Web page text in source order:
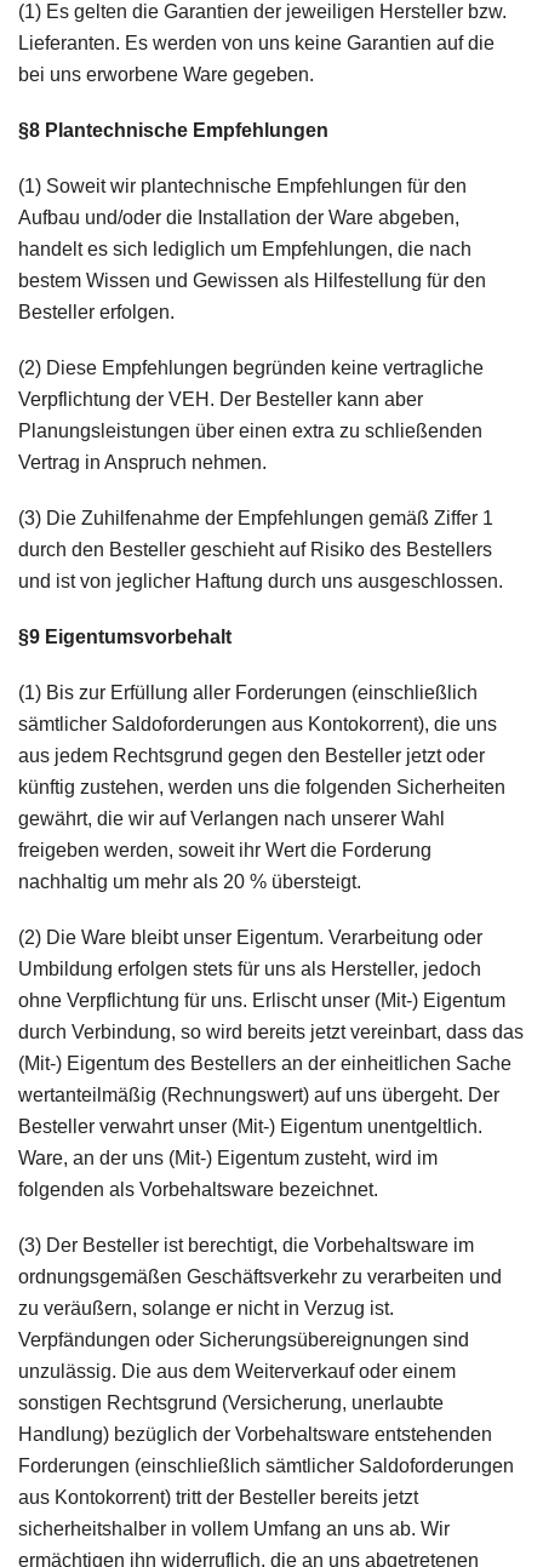
(1) Es gelten die Garantien der jeweiligen Hersteller bzw.
Lieferanten. Es werden von uns keine Garantien auf die
bei uns erworbene Ware gegeben.
§8 Plantechnische Empfehlungen
(1) Soweit wir plantechnische Empfehlungen für den
Aufbau und/oder die Installation der Ware abgeben,
handelt es sich lediglich um Empfehlungen, die nach
bestem Wissen und Gewissen als Hilfestellung für den
Besteller erfolgen.
(2) Diese Empfehlungen begründen keine vertragliche
Verpflichtung der VEH. Der Besteller kann aber
Planungsleistungen über einen extra zu schließenden
Vertrag in Anspruch nehmen.
(3) Die Zuhilfenahme der Empfehlungen gemäß Ziffer 1
durch den Besteller geschieht auf Risiko des Bestellers
und ist von jeglicher Haftung durch uns ausgeschlossen.
§9 Eigentumsvorbehalt
(1) Bis zur Erfüllung aller Forderungen (einschließlich
sämtlicher Saldoforderungen aus Kontokorrent), die uns
aus jedem Rechtsgrund gegen den Besteller jetzt oder
künftig zustehen, werden uns die folgenden Sicherheiten
gewährt, die wir auf Verlangen nach unserer Wahl
freigeben werden, soweit ihr Wert die Forderung
nachhaltig um mehr als 20 % übersteigt.
(2) Die Ware bleibt unser Eigentum. Verarbeitung oder
Umbildung erfolgen stets für uns als Hersteller, jedoch
ohne Verpflichtung für uns. Erlischt unser (Mit-) Eigentum
durch Verbindung, so wird bereits jetzt vereinbart, dass das
(Mit-) Eigentum des Bestellers an der einheitlichen Sache
wertanteilmäßig (Rechnungswert) auf uns übergeht. Der
Besteller verwahrt unser (Mit-) Eigentum unentgeltlich.
Ware, an der uns (Mit-) Eigentum zusteht, wird im
folgenden als Vorbehaltsware bezeichnet.
(3) Der Besteller ist berechtigt, die Vorbehaltsware im
ordnungsgemäßen Geschäftsverkehr zu verarbeiten und
zu veräußern, solange er nicht in Verzug ist.
Verpfändungen oder Sicherungsübereignungen sind
unzulässig. Die aus dem Weiterverkauf oder einem
sonstigen Rechtsgrund (Versicherung, unerlaubte
Handlung) bezüglich der Vorbehaltsware entstehenden
Forderungen (einschließlich sämtlicher Saldoforderungen
aus Kontokorrent) tritt der Besteller bereits jetzt
sicherheitshalber in vollem Umfang an uns ab. Wir
ermächtigen ihn widerruflich, die an uns abgetretenen